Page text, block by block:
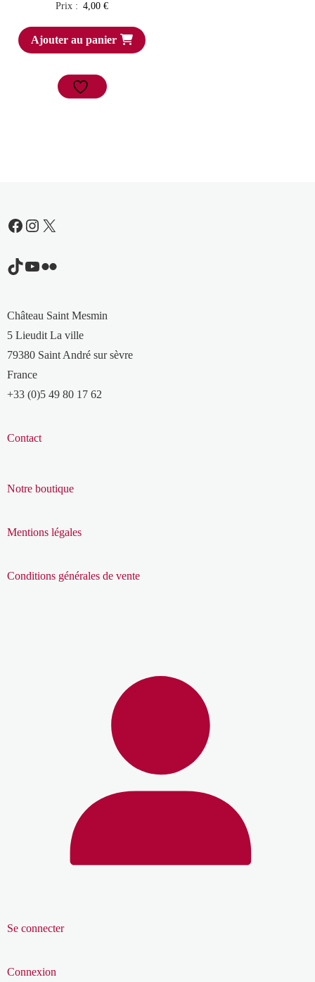
Prix : 4,00€
Ajouter au panier
Facebook
Instagram
X
TikTok
YouTube
Flickr
Château Saint Mesmin
5 Lieudit La ville
79380 Saint André sur sèvre
France
+33 (0)5 49 80 17 62
Contact
Notre boutique
Mentions légales
Conditions générales de vente
Se connecter
Connexion